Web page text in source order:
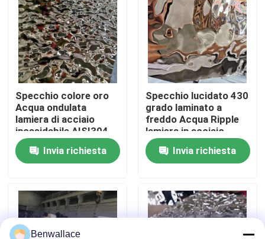
Su di noi
visita della fabbrica
Controllo della qualità
Contattaci
Notizie
Casi
Chiedi un preventivo
Specchio colore oro
Acqua ondulata
lamiera di acciaio
inossidabile AISI304
AISI316L per la
decorazione del
soffitto
Invia richiesta
Specchio lucidato 430
grado laminato a
freddo Acqua Ripple
lamiera in acciaio
inossidabile con
colore PVDInvia richiesta
Benwallace